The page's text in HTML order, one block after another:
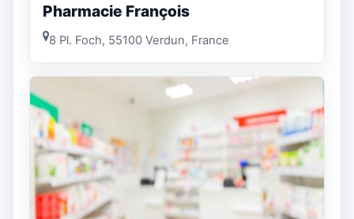
Pharmacie François
8 Pl. Foch, 55100 Verdun, France